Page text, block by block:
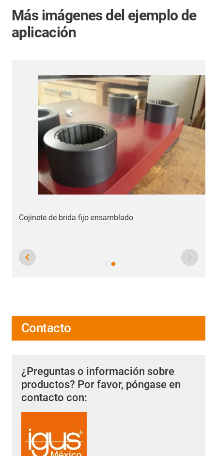
Más imágenes del ejemplo de
aplicación
Cojinete de brida fijo ensamblado
Contacto
¿Preguntas o información sobre
productos? Por favor, póngase en
contacto con: